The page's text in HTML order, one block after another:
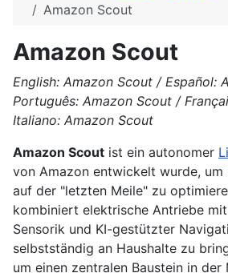
Amazon Scout
Amazon Scout
English: Amazon Scout / Español:
Português: Amazon Scout /
Italiano: Amazon Scout
Amazon Scout ist ein autonomer
von Amazon entwickelt wurde, um
auf der "letzten Meile" zu
kombiniert elektrische Antriebe
Sensorik und KI-gestützter
selbstständig an Haushalte zu
um einen zentralen Baustein in